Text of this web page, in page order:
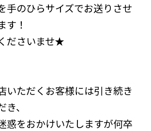
手のひらサイズでお送りさせ
す！
ださいませ★
いただくお客様には引き続き
、
惑をおかけいたしますが何卒